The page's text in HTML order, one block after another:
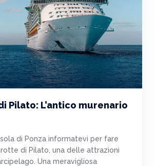
Pilato: L’antico murenario
di Ponza informatevi per fare
di Pilato, una delle attrazioni
Una meravigliosa